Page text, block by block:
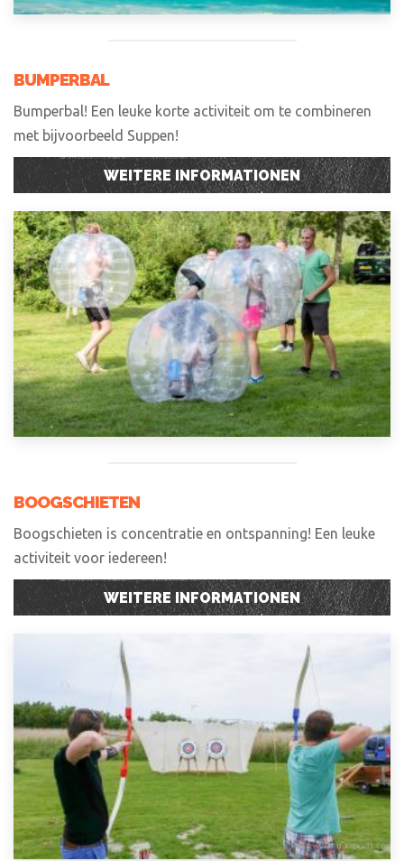
BUMPERBAL
Bumperbal! Een leuke korte activiteit om te combineren
met bijvoorbeeld Suppen!
WEITERE INFORMATIONEN
BOOGSCHIETEN
Boogschieten is concentratie en ontspanning! Een leuke
activiteit voor iedereen!
WEITERE INFORMATIONEN